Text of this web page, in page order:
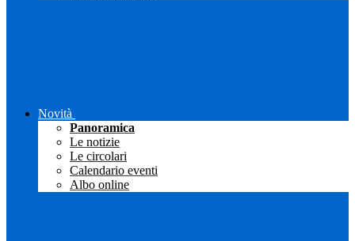
Novità
Panoramica
Le notizie
Le circolari
Calendario eventi
Albo online